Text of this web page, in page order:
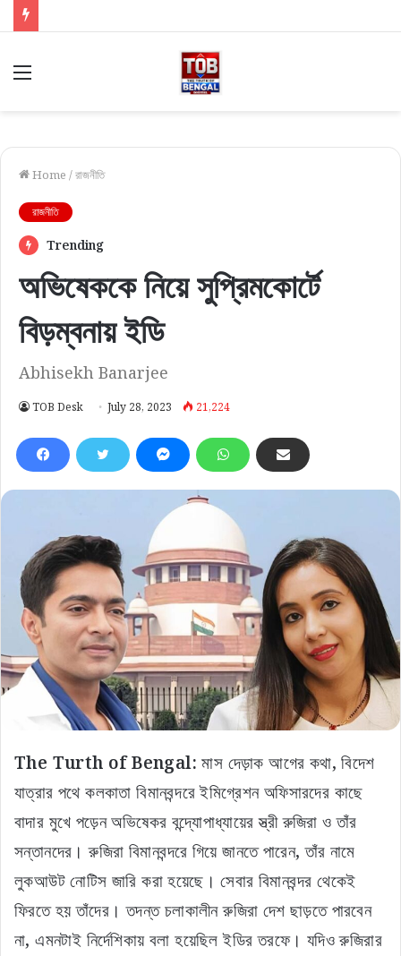
Menu
Home /রাজনীতি
রাজনীতি
Trending
অভিষেককে নিয়ে সুপ্রিমকোর্টে
বিড়ম্বনায় ইডি
Abhisekh Banarjee
TOB Desk July 28, 2023 21,224
The Turth of Bengal: মাস দেড়াক আগের কথা, বিদেশ
যাত্রার পথে কলকাতা বিমানবন্দরে ইমিগ্রেশন অফিসারদের কাছে
বাদার মুখে পড়েন অভিষেকর বন্দ্যোপাধ্যায়ের স্ত্রী রুজিরা ও তাঁর
সন্তানদের। রুজিরা বিমানবন্দরে গিয়ে জানতে পারেন, তাঁর নামে
লুকআউট নোটিস জারি করা হয়েছে। সেবার বিমানবন্দর থেকেই
ফিরতে হয় তাঁদের। তদন্ত চলাকালীন রুজিরা দেশ ছাড়তে পারবেন
না, এমনটাই নির্দেশিকায় বলা হয়েছিল ইডির তরফে। যদিও রুজিরার